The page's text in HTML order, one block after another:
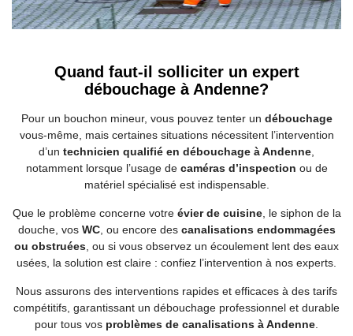
Quand faut-il solliciter un expert
débouchage à Andenne?
Pour un bouchon mineur, vous pouvez tenter un débouchage
vous-même, mais certaines situations nécessitent l’intervention
d’un technicien qualifié en débouchage à Andenne
notamment lorsque l’usage de caméras d’inspection ou de
matériel spécialisé est indispensable.
Que le problème concerne votre évier de cuisine, le siphon de la
douche, vos WC, ou encore des canalisations endommagées
ou obstruées , ou si vous observez un écoulement lent des eaux
usées, la solution est claire : confiez l’intervention à nos experts.
Nous assurons des interventions rapides et efficaces à des tarifs
compétitifs, garantissant un débouchage professionnel et durable
pour tous vos problèmes de canalisations à Andenne